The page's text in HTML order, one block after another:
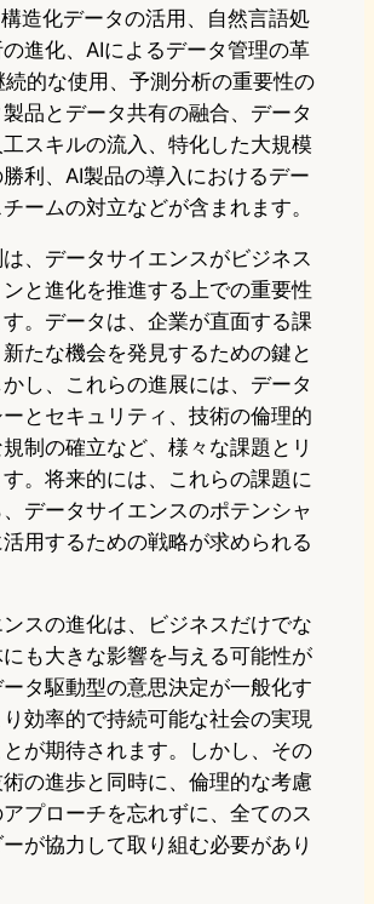
造化データの活用、自然言語処
進化、AIによるデータ管理の革
続的な使用、予測分析の重要性の
品とデータ共有の融合、データ
スキルの流入、特化した大規模
利、AI製品の導入におけるデー
ームの対立などが含まれます。
、データサイエンスがビジネス
と進化を推進する上での重要性
。データは、企業が直面する課
たな機会を発見するための鍵と
し、これらの進展には、データ
とセキュリティ、技術の倫理的
制の確立など、様々な課題とリ
。将来的には、これらの課題に
データサイエンスのポテンシャ
用するための戦略が求められる
スの進化は、ビジネスだけでな
にも大きな影響を与える可能性が
タ駆動型の意思決定が一般化す
効率的で持続可能な社会の実現
が期待されます。しかし、その
の進歩と同時に、倫理的な考慮
プローチを忘れずに、全てのス
が協力して取り組む必要があり